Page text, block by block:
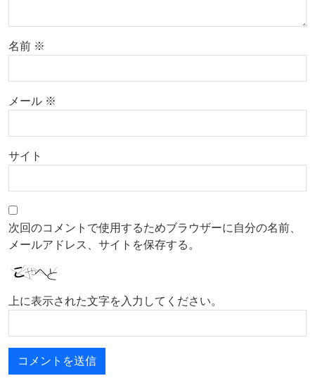
名前 ※
メール ※
サイト
次回のコメントで使用するためブラウザーに自分の名前、
メールアドレス、サイトを保存する。
上に表示された文字を入力してください。